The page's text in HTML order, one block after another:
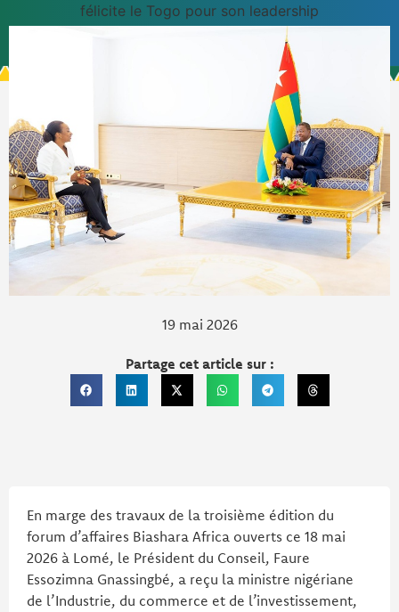
félicite le Togo pour son leadership
19 mai 2026
Partage cet article sur :
En marge des travaux de la troisième édition du
forum d’affaires Biashara Africa ouverts ce 18 mai
2026 à Lomé, le Président du Conseil, Faure
Essozimna Gnassingbé, a reçu la ministre nigériane
de l’Industrie, du commerce et de l’investissement,